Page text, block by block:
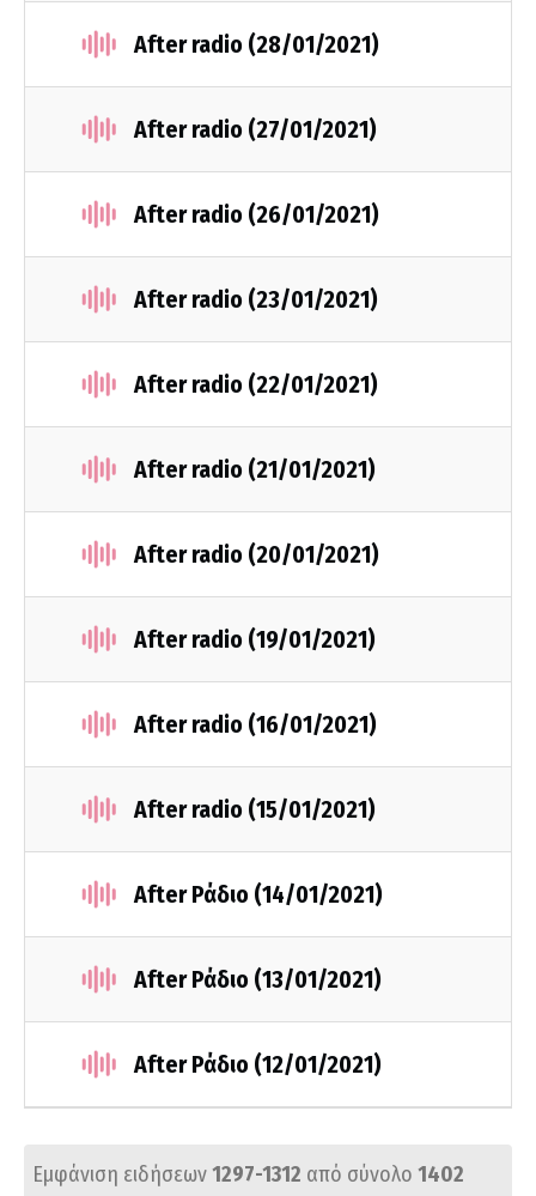
After radio (28/01/2021)
After radio (27/01/2021)
After radio (26/01/2021)
After radio (23/01/2021)
After radio (22/01/2021)
After radio (21/01/2021)
After radio (20/01/2021)
After radio (19/01/2021)
After radio (16/01/2021)
After radio (15/01/2021)
After Ράδιο (14/01/2021)
After Ράδιο (13/01/2021)
After Ράδιο (12/01/2021)
Εμφάνιση ειδήσεων1297-1312 από σύνολο 1402